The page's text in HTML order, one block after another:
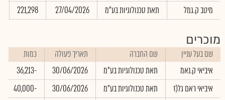
מיטב ק.גמל
תאת טכנולוגיות בע"מ 27/04/2026
221,298
מוכרים
שם בעל עניין שם החברה תאריך פעולה
כמות
איביאי ק.נאמ
תאת טכנולוגיות בע"מ 30/06/2026
-36,213
איביאי ראם גל(ז
תאת טכנולוגיות בע"מ 30/06/2026
-40,000